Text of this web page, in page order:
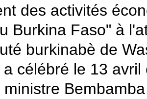
des activités
Burkina Faso" à
burkinabè de
célébré le 13
ministre